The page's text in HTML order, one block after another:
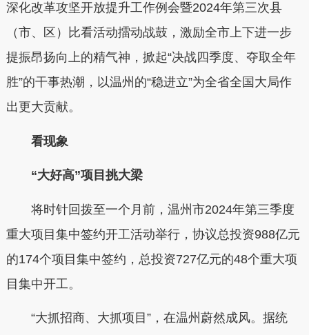
深化改革攻坚开放提升工作例会暨2024年第三次县
（市、区）比看活动擂动战鼓，激励全市上下进一步
提振昂扬向上的精气神，掀起“决战四季度、夺取全年
胜”的干事热潮，以温州的“稳进立”为全省全国大局作
出更大贡献。
看现象
“大好高”项目挑大梁
将时针回拨至一个月前，温州市2024年第三季度
重大项目集中签约开工活动举行，协议总投资988亿元
的174个项目集中签约，总投资727亿元的48个重大项
目集中开工。
“大抓招商、大抓项目”，在温州蔚然成风。据统